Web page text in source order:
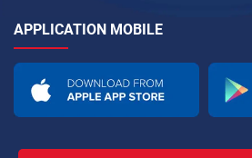
APPLICATION MOBILE